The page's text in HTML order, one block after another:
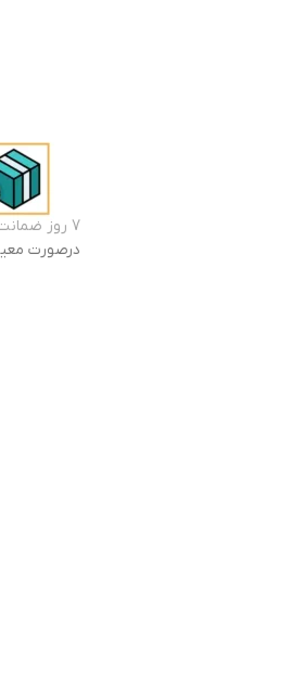
7 روز ضمانت بازگشت
درصورت